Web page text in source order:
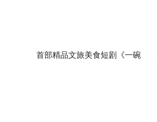
首部精品文旅美食短剧《一碗